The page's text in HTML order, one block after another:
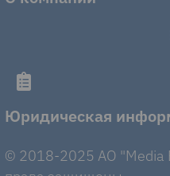
Юридическая
© 2018-2025 AO "Media